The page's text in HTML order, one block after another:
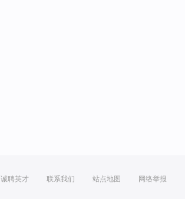
诚聘英才 联系我们 站点地图 网络举报